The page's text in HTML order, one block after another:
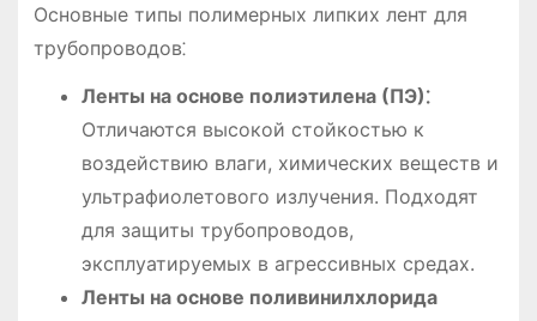
Основные типы полимерных липких лент для
трубопроводов⁚
Ленты на основе полиэтилена (ПЭ)⁚
Отличаются высокой стойкостью к
воздействию влаги, химических веществ и
ультрафиолетового излучения. Подходят
для защиты трубопроводов,
эксплуатируемых в агрессивных средах.
Ленты на основе поливинилхлорида